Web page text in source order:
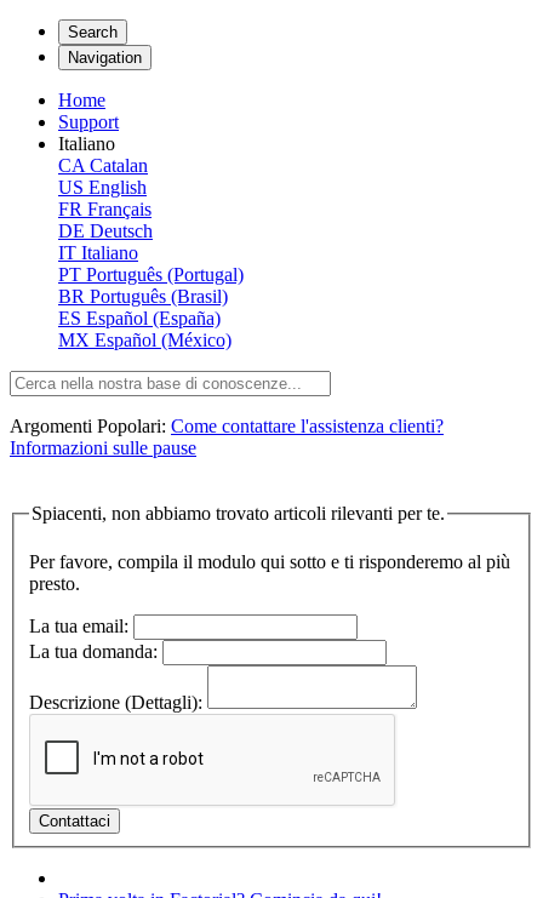
Search
Navigation
Home
Support
Italiano
CA Catalan
US English
FR Français
DE Deutsch
IT Italiano
PT Português (Portugal)
BR Português (Brasil)
ES Español (España)
MX Español (México)
Argomenti Popolari: Come contattare l'assistenza clienti?
Informazioni sulle pause
Spiacenti, non abbiamo trovato articoli rilevanti per te.
Per favore, compila il modulo qui sotto e ti risponderemo al più
presto.
La tua email:
La tua domanda:
Descrizione (Dettagli):